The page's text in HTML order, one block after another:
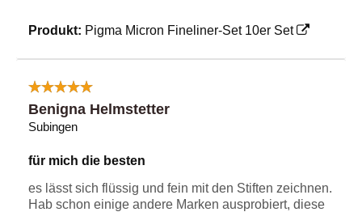
Produkt: Pigma Micron Fineliner-Set 10er Set
Benigna Helmstetter
Subingen
für mich die besten
es lässt sich flüssig und fein mit den Stiften zeichnen.
Hab schon einige andere Marken ausprobiert, diese